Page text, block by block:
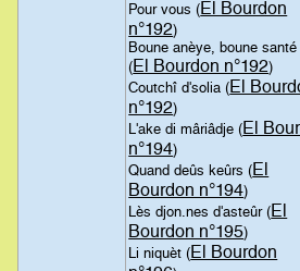
Pour vous (El Bourdon
n°192)
Boune anèye, boune santé
(El Bourdon n°192)
Coutchî d'solia (El
n°192)
L'ake di mâriâdje (El
n°194)
Quand deûs keûrs (El
Bourdon n°194)
Lès djon.nes d'asteûr (El
Bourdon n°195)
Li niquèt (El Bourdon